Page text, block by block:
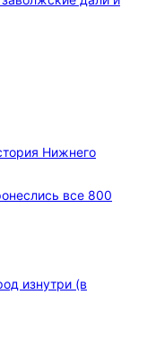
Нижнего
все 800